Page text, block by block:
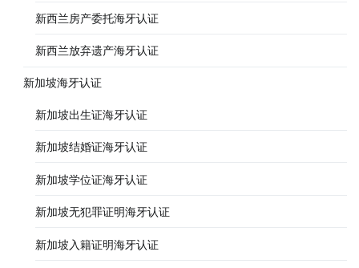
新西兰房产委托海牙认证
新西兰放弃遗产海牙认证
新加坡海牙认证
新加坡出生证海牙认证
新加坡结婚证海牙认证
新加坡学位证海牙认证
新加坡无犯罪证明海牙认证
新加坡入籍证明海牙认证